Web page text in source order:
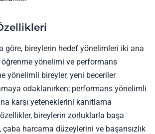
göre, bireylerin hedef yönelimleri iki ana
öğrenme yönelimi ve performans
yönelimli bireyler, yeni beceriler
odaklanırken; performans yönelimli
karşı yeteneklerini kanıtlama
bireylerin zorluklarla başa
harcama düzeylerini ve başarısızlık